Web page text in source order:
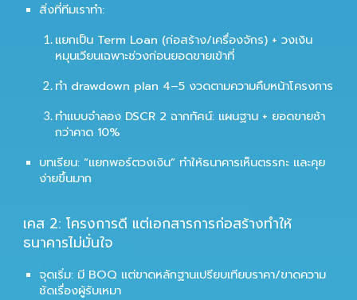
สิ่งที่ทีมเราทำ:
แยกเป็น Term Loan (ก่อสร้าง/เครื่องจักร) + วงเงิน
หมุนเวียนเฉพาะช่วงก่อนยอดขายเข้าที่
ทำ drawdown plan 4–5 งวดตามความคืบหน้าโครงการ
ทำแบบจำลอง DSCR 2 ฉากทัศน์: แผนฐาน + ยอดขายช้า
กว่าคาด 10%
บทเรียน: “แยกพอร์ตวงเงิน” ทำให้ธนาคารเห็นตรรกะ และคุย
ง่ายขึ้นมาก
เคส 2: โครงการดี แต่เอกสารการก่อสร้างทำให้
ธนาคารไม่มั่นใจ
จุดเริ่ม: มี BOQ แต่ขาดหลักฐานเปรียบเทียบราคา/ขาดความ
ชัดเรื่องผู้รับเหมา